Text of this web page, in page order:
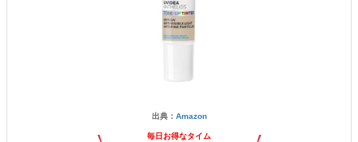
出典： Amazon
毎日お得なタイム